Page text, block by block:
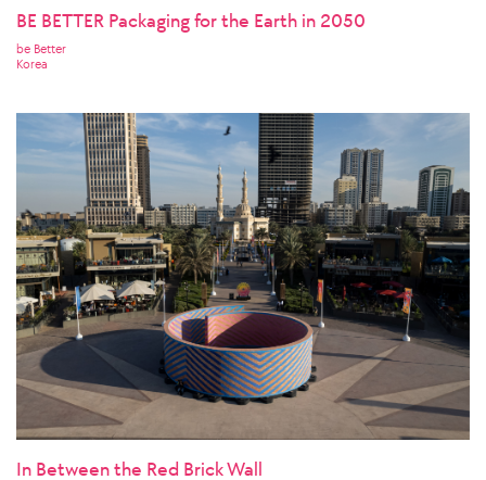
BE BETTER Packaging for the Earth in 2050
be Better
Korea
In Between the Red Brick Wall